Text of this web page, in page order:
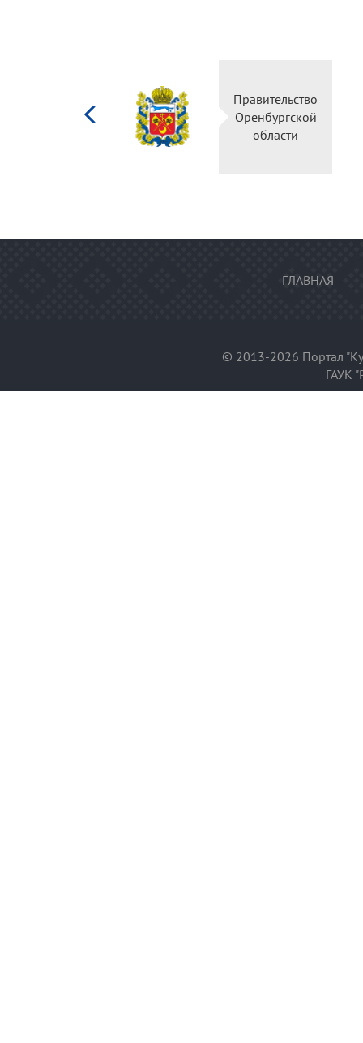
культуры
Российской
Правительство
Оренбургской
области
ГЛАВНАЯ
© 2013-2026 Портал
ГАУК